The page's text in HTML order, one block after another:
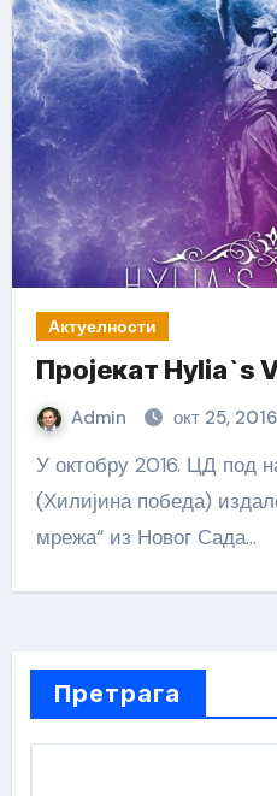
Актуелности
Пројекат Hylia`s
Admin окт 25, 2016
У октобру 2016. ЦД под називом „Hylia`s Victory“
(Хилијина победа)
мрежа“ из Новог Сада…
Претрага